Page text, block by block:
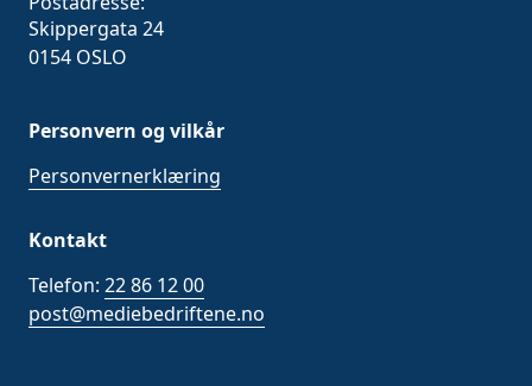
Skippergata 24
0154 OSLO
Personvern og vilkår
Personvernerklæring
Kontakt
Telefon: 22 86 12 00
post@mediebedriftene.no